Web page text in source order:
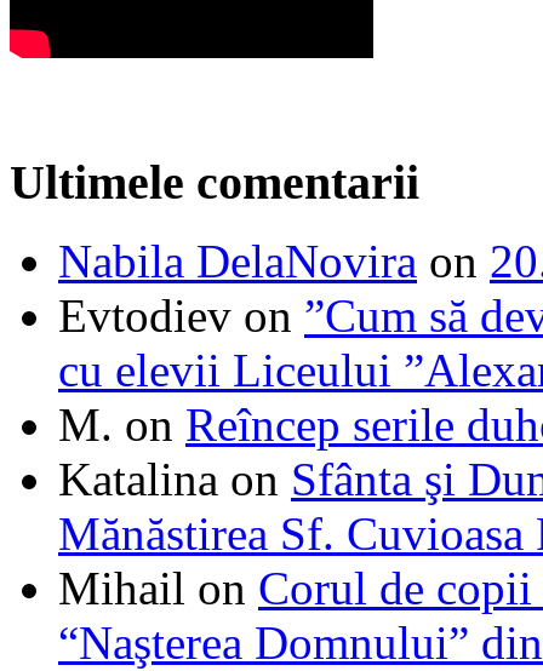
Ultimele comentarii
Nabila DelaNovira on
Evtodiev on ”Cum să
cu elevii Liceului
M. on Reîncep serile
Katalina on Sfânta şi
Mănăstirea Sf. Cuvioasa
Mihail on Corul de
“Naşterea Domnului”